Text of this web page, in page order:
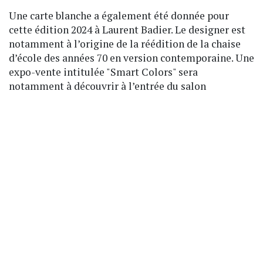
Une carte blanche a également été donnée pour
cette édition 2024 à Laurent Badier. Le designer est
notamment à l’origine de la réédition de la chaise
d’école des années 70 en version contemporaine. Une
expo-vente intitulée "Smart Colors" sera
notamment à découvrir à l’entrée du salon